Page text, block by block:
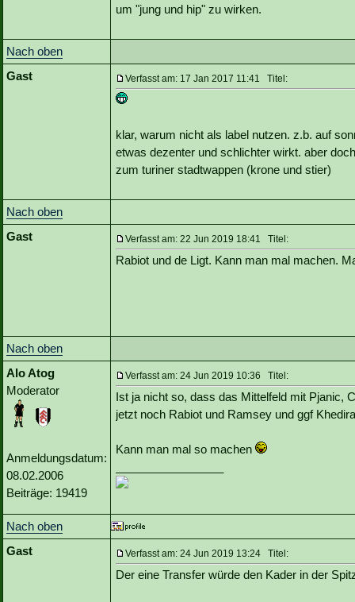
um "jung und hip" zu wirken.
Nach oben
Gast
Verfasst am: 17 Jan 2017 11:41 Titel:
klar, warum nicht als label nutzen. z.b. auf
etwas dezenter und schlichter wirkt. aber
zum turiner stadtwappen (krone und stier)
Nach oben
Gast
Verfasst am: 22 Jun 2019 18:41 Titel:
Rabiot und de Ligt. Kann man mal machen.
Nach oben
Alo Atog
Moderator
Anmeldungsdatum:
08.02.2006
Beiträge: 19419
Verfasst am: 24 Jun 2019 10:36 Titel:
Ist ja nicht so, dass das Mittelfeld mit Pjanic,
jetzt noch Rabiot und Ramsey und ggf
Kann man mal so machen
Nach oben
Gast
Verfasst am: 24 Jun 2019 13:24 Titel:
Der eine Transfer würde den Kader in der